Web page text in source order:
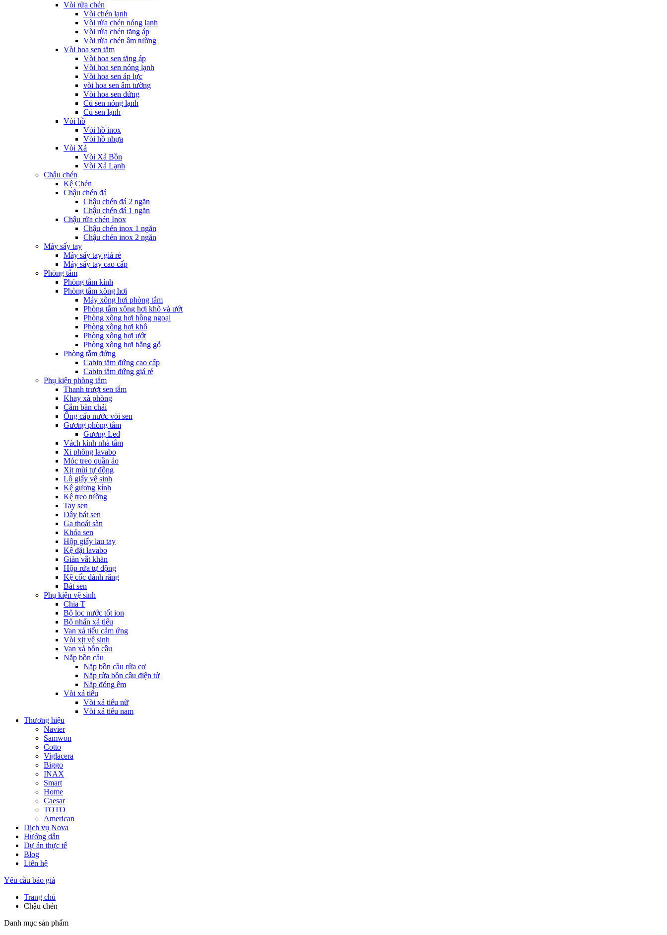
Vòi rửa chén
Vòi chén lạnh
Vòi rửa chén nóng lạnh
Vòi rửa chén tăng áp
Vòi rửa chén âm tường
Vòi hoa sen tắm
Vòi hoa sen tăng áp
Vòi hoa sen nóng lạnh
Vòi hoa sen áp lực
vòi hoa sen âm tường
Vòi hoa sen đứng
Củ sen nóng lạnh
Củ sen lạnh
Vòi hồ
Vòi hồ inox
Vòi hồ nhựa
Vòi Xả
Vòi Xả Bồn
Vòi Xả Lạnh
Chậu chén
Kệ Chén
Chậu chén đá
Chậu chén đá 2 ngăn
Chậu chén đá 1 ngăn
Chậu rửa chén Inox
Chậu chén inox 1 ngăn
Chậu chén inox 2 ngăn
Máy sấy tay
Máy sấy tay giá rẻ
Máy sấy tay cao cấp
Phòng tắm
Phòng tắm kính
Phòng tắm xông hơi
Máy xông hơi phòng tắm
Phòng tắm xông hơi khô và ướt
Phòng xông hơi hồng ngoại
Phòng xông hơi khô
Phòng xông hơi ướt
Phòng xông hơi bằng gỗ
Phòng tắm đứng
Cabin tắm đứng cao cấp
Cabin tắm đứng giá rẻ
Phụ kiện phòng tắm
Thanh trượt sen tắm
Khay xà phòng
Cắm bàn chải
Ống cấp nước vòi sen
Gương phòng tắm
Gương Led
Vách kính nhà tắm
Xi phông lavabo
Móc treo quần áo
Xịt mùi tự động
Lô giấy vệ sinh
Kệ gương kính
Kệ treo tường
Tay sen
Dây bát sen
Ga thoát sàn
Khóa sen
Hộp giấy lau tay
Kệ đặt lavabo
Giàn vắt khăn
Hộp rửa tự động
Kệ cốc đánh răng
Bát sen
Phụ kiện vệ sinh
Chia T
Bộ lọc nước tốt ion
Bộ nhấn xả tiểu
Van xả tiểu cảm ứng
Vòi xịt vệ sinh
Van xả bồn cầu
Nắp bồn cầu
Nắp bồn cầu rửa cơ
Nắp rửa bồn cầu điện tử
Nắp đóng êm
Vòi xả tiểu
Vòi xả tiểu nữ
Vòi xả tiểu nam
Thương hiệu
Navier
Samwon
Cotto
Viglacera
Biggo
INAX
Smart
Home
Caesar
TOTO
American
Dịch vụ Nova
Hướng dẫn
Dự án thực tế
Blog
Liên hệ
Yêu cầu báo giá
Trang chủ
Chậu chén
Danh mục sản phẩm